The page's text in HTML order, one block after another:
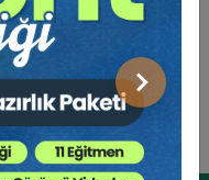
Sonraki